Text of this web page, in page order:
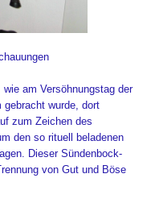
am Versöhnungstag der
gebracht wurde, dort
zum Zeichen des
den so rituell beladenen
Dieser Sündenbock-
von Gut und Böse